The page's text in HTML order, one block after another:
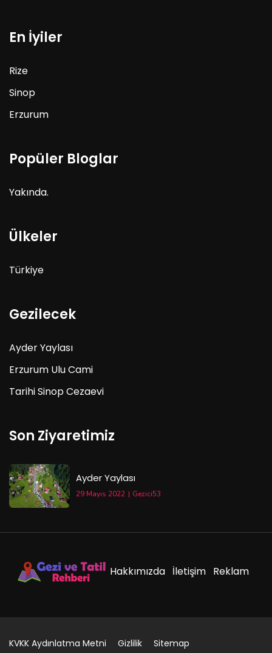
En İyiler
Rize
Sinop
Erzurum
Popüler Bloglar
Yakında.
Ülkeler
Türkiye
Gezilecek
Ayder Yaylası
Erzurum Ulu Cami
Tarihi Sinop Cezaevi
Son Ziyaretimiz
Ayder Yaylası
29 Mayıs 2022 Gezici53
Hakkımızda İletişim Reklam
KVKK Aydınlatma Metni Gizlilik Sitemap